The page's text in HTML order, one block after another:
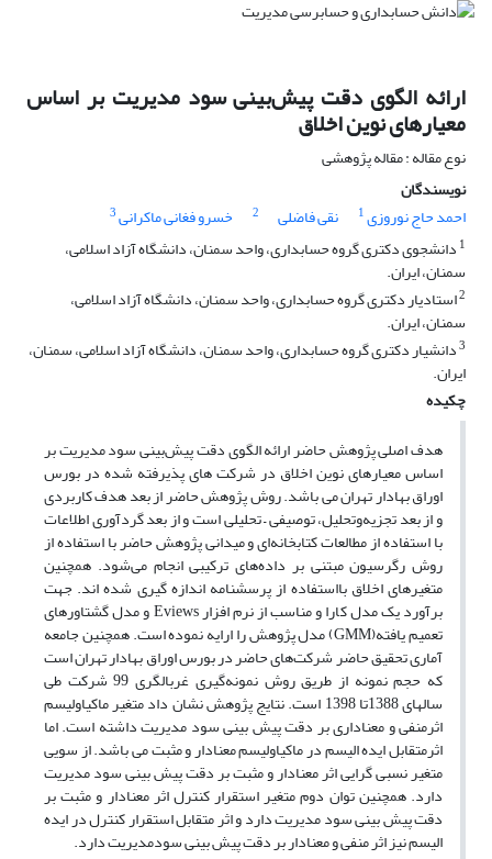
ارائه الگوی دقت پیش‌بینی سود مدیریت بر اساس
معیارهای نوین اخلاق
نوع مقاله : مقاله پژوهشی
نویسندگان
احمد حاج نوروزی1 نقی فاضلی 2 خسرو فغانی ماکرانی3
1 دانشجوی دکتری گروه حسابداری، واحد سمنان، دانشگاه آزاد اسلامی،
سمنان، ایران.
2استادیار دکتری گروه حسابداری، واحد سمنان، دانشگاه آزاد اسلامی،
سمنان، ایران.
3دانشیار دکتری گروه حسابداری، واحد سمنان، دانشگاه آزاد اسلامی، سمنان،
ایران.
چکیده
هدف اصلی پژوهش حاضر ارائه الگوی دقت پیش‌بینی سود مدیریت بر
اساس معیارهای نوین اخلاق در شرکت های پذیرفته شده در بورس
اوراق بهادار تهران می باشد. روش پژوهش حاضر از بعد هدف کاربردی
و از بعد تجزیه‌وتحلیل، توصیفی – تحلیلی است و از بعد گردآوری اطلاعات
با استفاده از مطالعات کتابخانه‌ای و میدانی پژوهش حاضر با استفاده از
روش رگرسیون مبتنی بر داده‌های ترکیبی انجام می‌شود. همچنین
متغیرهای اخلاق بااستفاده از پرسشنامه اندازه گیری شده اند. جهت
برآورد یک مدل کارا و مناسب از نرم افزار Eviews و مدل گشتاورهای
تعمیم یافته(GMM) مدل پژوهش را ارایه نموده است. همچنین جامعه
آماری تحقیق حاضر شرکت‌های حاضر در بورس اوراق بهادار تهران است
که حجم نمونه از طریق روش نمونه‌گیری غربالگری 99 شرکت طی
سالهای 1388تا 1398 است. نتایج پژوهش نشان داد متغیر ماکیاولیسم
اثرمنفی و معناداری بر دقت پیش بینی سود مدیریت داشته است. اما
اثرمتقابل ایده الیسم در ماکیاولیسم معنادار و مثبت می باشد. از سویی
متغیر نسبی گرایی اثر معنادار و مثبت بر دقت پیش بینی سود مدیریت
دارد. همچنین توان دوم متغیر استقرار کنترل اثر معنادار و مثبت بر
دقت پیش بینی سود مدیریت دارد و اثر متقابل استقرار کنترل در ایده
الیسم نیز اثر منفی و معنادار بر دقت پیش بینی سودمدیریت دارد.